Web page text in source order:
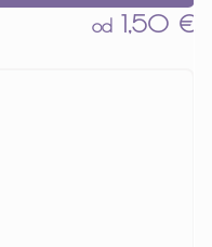
od 1,50 €